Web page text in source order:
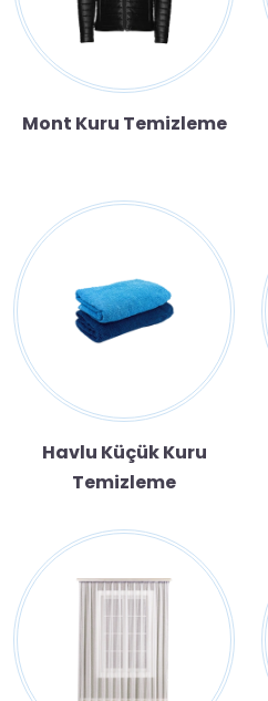
Mont Kuru Temizleme
Havlu Küçük Kuru
Temizleme